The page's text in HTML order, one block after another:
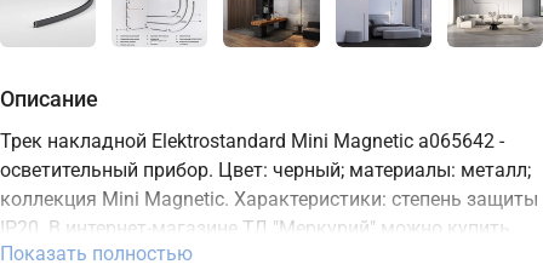
Описание
Трек накладной Elektrostandard Mini Magnetic a065642 -
осветительный прибор. Цвет: черный; материалы: металл;
коллекция Mini Magnetic. Характеристики: степень защиты
IP20. В интернет-магазине ТД "Меркурий" можно купить
осветительный прибор Elektrostandard с доставкой по
Показать полностью